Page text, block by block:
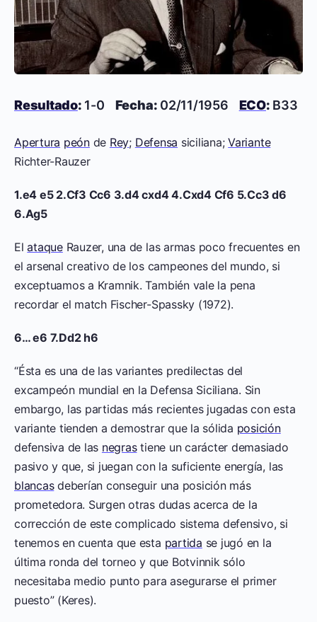
Resultado: 1-0 Fecha: 02/11/1956 ECO: B33
Apertura peónde Rey; Defensa siciliana;Variante
Richter-Rauzer
1.e4 e5 2.Cf3 Cc6 3.d4 cxd4 4.Cxd4 Cf6 5.Cc3 d6
6.Ag5
ElataqueRauzer, una de las armas poco frecuentes en
el arsenal creativo de los campeones del mundo, si
exceptuamos a Kramnik. También vale la pena
recordar el match Fischer-Spassky (1972).
6… e6 7.Dd2 h6
“Ésta es una de las variantes predilectas del
excampeón mundial en la Defensa Siciliana. Sin
embargo, las partidas más recientes jugadas con esta
variante tienden a demostrar que la sólida posición
defensiva de las negrastiene un carácter demasiado
pasivo y que, si juegan con la suficiente energía, las
blancasdeberían conseguir una posición más
prometedora. Surgen otras dudas acerca de la
corrección de este complicado sistema defensivo, si
tenemos en cuenta que esta partida se jugó en la
última ronda del torneo y que Botvinnik sólo
necesitaba medio punto para asegurarse el primer
puesto” (Keres).